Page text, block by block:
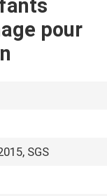
pour
SGS